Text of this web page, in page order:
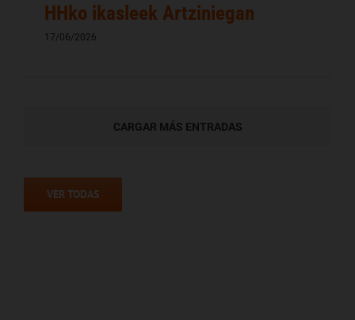
HHko ikasleek Artziniegan
17/06/2026
CARGAR MÁS ENTRADAS
VER TODAS